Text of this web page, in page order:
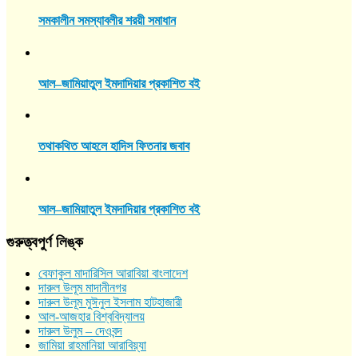
সমকালীন সমস্যাবলীর শরয়ী সমাধান
আল–জামিয়াতুল ইমদাদিয়ার প্রকাশিত বই
তথাকথিত আহলে হাদিস ফিতনার জবাব
আল–জামিয়াতুল ইমদাদিয়ার প্রকাশিত বই
গুরুত্ত্বপুর্ণ লিঙ্ক
বেফাকুল মাদারিসিল আরাবিয়া বাংলাদেশ
দারুল উলূম মাদানীনগর
দারুল উলূম মুঈনুল ইসলাম হাটহাজারী
আল-আজহার বিশ্ববিদ্যালয়
দারুল উলুম – দেওবন্দ
জামিয়া রাহমানিয়া আরাবিয়্যা